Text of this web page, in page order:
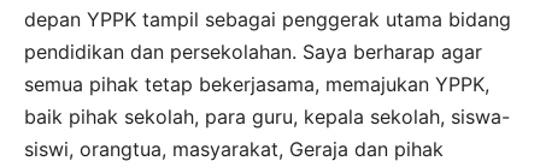
depan YPPK tampil sebagai penggerak utama bidang
pendidikan dan persekolahan. Saya berharap agar
semua pihak tetap bekerjasama, memajukan YPPK,
baik pihak sekolah, para guru, kepala sekolah, siswa-
siswi, orangtua, masyarakat, Geraja dan pihak